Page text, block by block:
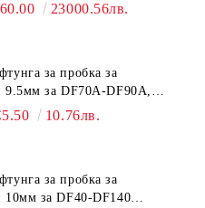
23000.56лв.
за пробка за
9.5мм за DF70A-DF90A,
Suzuki 09168-10038
10.76лв.
за пробка за
10мм за DF40-DF140